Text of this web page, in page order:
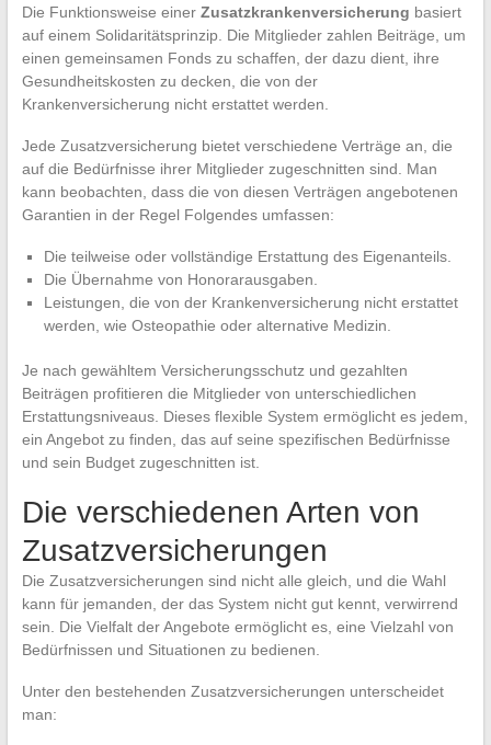
Die Funktionsweise einer Zusatzkrankenversicherung basiert
auf einem Solidaritätsprinzip. Die Mitglieder zahlen Beiträge, um
einen gemeinsamen Fonds zu schaffen, der dazu dient, ihre
Gesundheitskosten zu decken, die von der
Krankenversicherung nicht erstattet werden.
Jede Zusatzversicherung bietet verschiedene Verträge an, die
auf die Bedürfnisse ihrer Mitglieder zugeschnitten sind. Man
kann beobachten, dass die von diesen Verträgen angebotenen
Garantien in der Regel Folgendes umfassen:
Die teilweise oder vollständige Erstattung des Eigenanteils.
Die Übernahme von Honorarausgaben.
Leistungen, die von der Krankenversicherung nicht erstattet
werden, wie Osteopathie oder alternative Medizin.
Je nach gewähltem Versicherungsschutz und gezahlten
Beiträgen profitieren die Mitglieder von unterschiedlichen
Erstattungsniveaus. Dieses flexible System ermöglicht es jedem,
ein Angebot zu finden, das auf seine spezifischen Bedürfnisse
und sein Budget zugeschnitten ist.
Die verschiedenen Arten von
Zusatzversicherungen
Die Zusatzversicherungen sind nicht alle gleich, und die Wahl
kann für jemanden, der das System nicht gut kennt, verwirrend
sein. Die Vielfalt der Angebote ermöglicht es, eine Vielzahl von
Bedürfnissen und Situationen zu bedienen.
Unter den bestehenden Zusatzversicherungen unterscheidet
man: